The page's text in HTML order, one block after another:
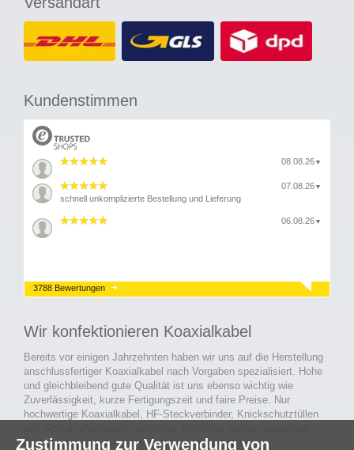
Kundenstimmen
08.08.26 ▼
07.08.26 ▼
schnell unkomplizierte Bestellung und Lieferung
06.08.26 ▼
3788 Bewertungen
Wir konfektionieren Koaxialkabel
Bereits vor einigen Jahrzehnten haben wir uns auf die Herstellung
anschlussfertiger Koaxialkabel nach Vorgaben spezialisiert. Hohe
und gleichbleibend gute Qualität ist uns ebenso wichtig wie
Zuverlässigkeit, kurze Fertigungszeit und faire Preise. Nur
hochwertige Koaxialkabel, HF-Steckverbinder, Knickschutztüllen
Auch an Werkzeuge und Maschinen, die in unserer
Zustimmung zur Verwendung von